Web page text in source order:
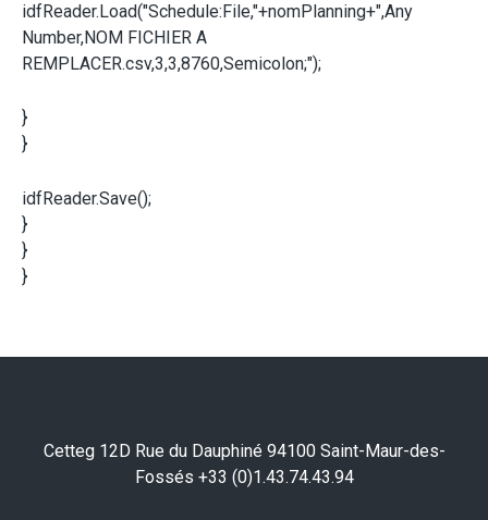
idfReader.Load("Schedule:File,"+nomPlanning+",Any
Number,NOM FICHIER A
REMPLACER.csv,3,3,8760,Semicolon;");
}
}
idfReader.Save();
}
}
}
Cetteg 12D Rue du Dauphiné 94100 Saint-Maur-des-
Fossés +33 (0)1.43.74.43.94